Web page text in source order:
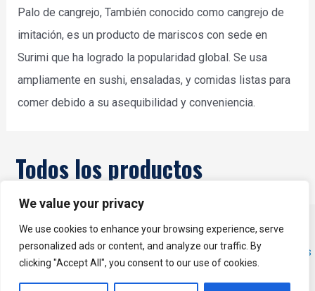
We value your privacy
We use cookies to enhance your browsing experience, serve
personalized ads or content, and analyze our traffic. By
clicking "Accept All", you consent to our use of cookies.
Palo de cangrejo, También conocido como cangrejo de
imitación, es un producto de mariscos con sede en
Surimi que ha logrado la popularidad global. Se usa
ampliamente en sushi, ensaladas, y comidas listas para
comer debido a su asequibilidad y conveniencia.
Todos los productos
Derechos de autor © 2026 YUKE - Fabricante de máquinas de
procesamiento de pescado | Energizado porTema WordPress